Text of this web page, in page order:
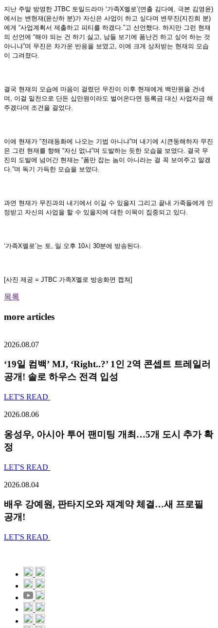
지난 주말 방영한 JTBC 토일드라마 ‘가족X멜로’(연출 김다예, 극본 김영윤)
에서는 변현재(윤산하 분)가 자신은 사업이 하고 싶다며 변무진(지진희 분)
에게 “사업계획서 제출하고 피티를 하겠다.”고 선언했다. 하지만 그런 현재
의 선언에 “해야 되는 건 하기 싫고, 남들 보기에 폼난건 하고 싶어 하는 것
아니냐”며 무진은 차가운 반응을 보였고, 이에 크게 상처받는 현재의 모습
이 그려졌다.
결국 현재의 모습에 마음이 걸렸던 무진이 이후 현재에게 백만원을 건네
며, 이걸 밑천으로 단돈 십만원이라도 벌어온다면 등록금 대신 사업자금 해
주겠다며 조건을 걸었다.
이에 현재가 “전래동화에 나오는 기법 아니냐”며 내기에 시큰둥해하자 무진
은 그런 현재를 향해 “자신 없냐”며 도발하는 듯한 모습을 보였다. 결국 무
진의 도발에 넘어간 현재는 “폼만 잡는 놈이 아니라는 걸 꼭 보여주고 말겠
다.”며 독기 가득한 모습을 보였다.
과연 현재가 무진과의 내기에서 이길 수 있을지 그리고 끝내 가족들에게 인
정받고 자신의 사업을 할 수 있을지에 대한 이목이 집중되고 있다.
‘가족X멜로’는 토, 일 오후 10시 30분에 방송된다.
[사진 제공 = JTBC 가족X멜로 방송화면 캡쳐]
목록
more articles
2026.08.07
‘19일 컴백’ MJ, ‘Right..?’ 1인 2역 콘셉트 트레일러
공개! 솔로 하우스 전격 입성
LET'S READ
2026.08.06
옹성우, 아시아 투어 팬미팅 개최…5개 도시 추가 확
정
LET'S READ
2026.08.04
배우 강예원, 판타지오와 재계약 체결…새 프로필
공개!
LET'S READ